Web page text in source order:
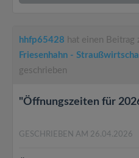
hhfp65428 hat einen Beitrag
Friesenhahn -
geschrieben
"Öffnungszeiten für
GESCHRIEBEN AM 26.04.2026